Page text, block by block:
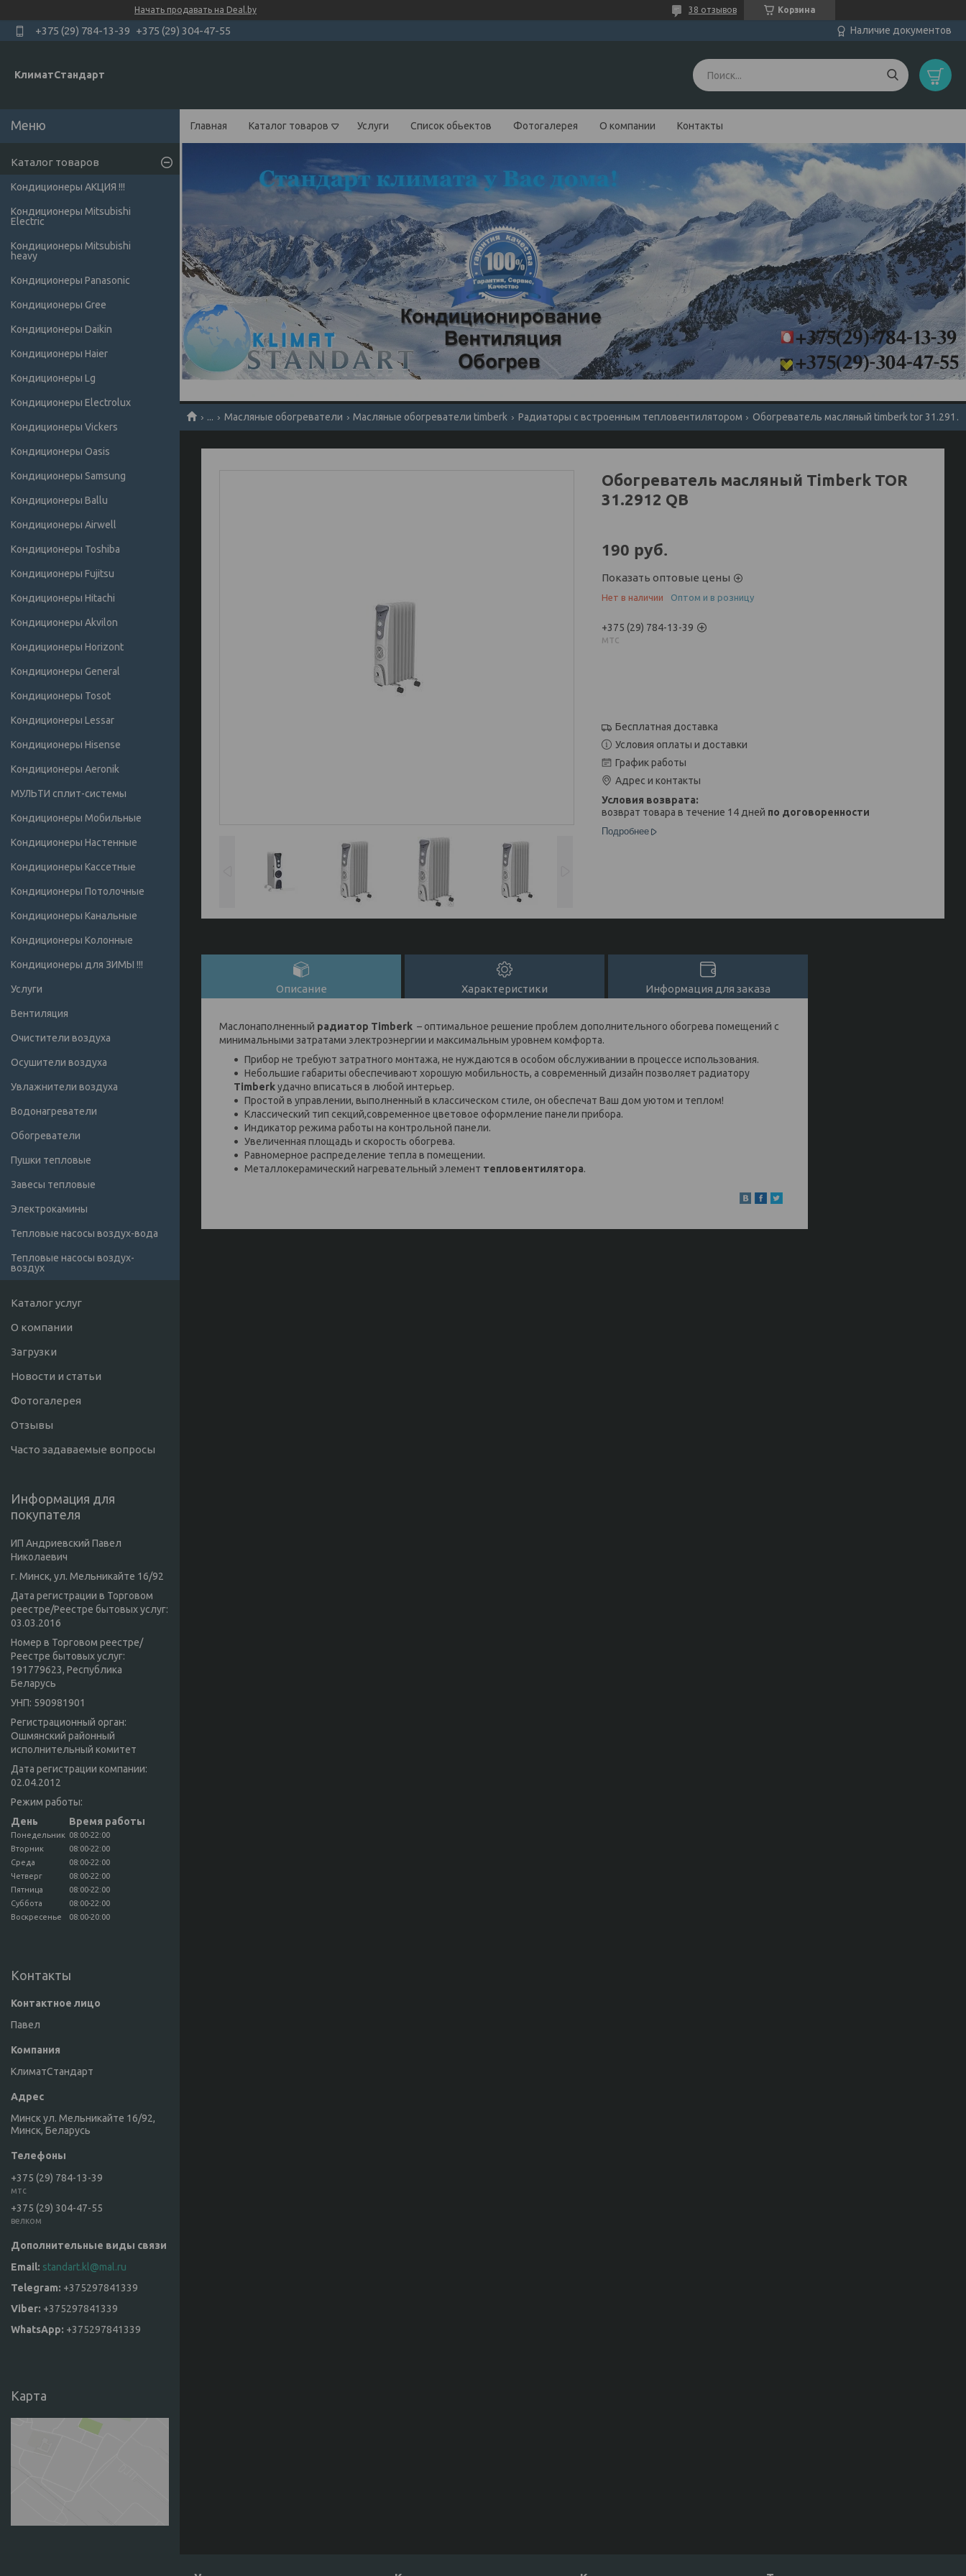
Начать продавать на Deal.by Корзина
38 отзывов
+375 (29) 784-13-39 +375 (29) 304-47-55 Наличие документов
КлиматСтандарт
Главная Каталог товаров Услуги Список обьектов Фотогалерея О компании Контакты
... Масляные обогреватели Масляные обогреватели timberk Радиаторы с встроенным тепловентилятором Обогреватель масляный timberk tor 31.2912 qb
Обогреватель масляный Timberk TOR
31.2912 QB
190 руб.
Показать оптовые цены
Нет в наличии Оптом и в розницу
+375 (29) 784-13-39
мтс
Бесплатная доставка
Условия оплаты и доставки
График работы
Адрес и контакты
возврат товара в течение 14 дней по договоренности
Подробнее
Описание Характеристики Информация для заказа
Маслонаполненный радиатор Timberk – оптимальное решение проблем дополнительного обогрева помещений с
минимальными затратами электроэнергии и максимальным уровнем комфорта.
Прибор не требуют затратного монтажа, не нуждаются в особом обслуживании в процессе использования.
Небольшие габариты обеспечивают хорошую мобильность, а современный дизайн позволяет радиатору
Timberkудачно вписаться в любой интерьер.
Простой в управлении, выполненный в классическом стиле, он обеспечат Ваш дом уютом и теплом!
Классический тип секций,современное цветовое оформление панели прибора.
Индикатор режима работы на контрольной панели.
Увеличенная площадь и скорость обогрева.
Равномерное распределение тепла в помещении.
Металлокерамический нагревательный элемент тепловентилятора.
Каталог товаров
Кондиционеры АКЦИЯ !!!
Кондиционеры Mitsubishi
Electric
Кондиционеры Мitsubishi
heavy
Кондиционеры Panasonic
Кондиционеры Gree
Кондиционеры Daikin
Кондиционеры Haier
Кондиционеры Lg
Кондиционеры Electrolux
Кондиционеры Vickers
Кондиционеры Oasis
Кондиционеры Samsung
Кондиционеры Ballu
Кондиционеры Airwell
Кондиционеры Toshiba
Кондиционеры Fujitsu
Кондиционеры Hitachi
Кондиционеры Akvilon
Кондиционеры Horizont
Кондиционеры General
Кондиционеры Tosot
Кондиционеры Lessar
Кондиционеры Hisense
Кондиционеры Аeronik
МУЛЬТИ сплит-системы
Кондиционеры Мобильные
Кондиционеры Настенные
Кондиционеры Кассетные
Кондиционеры Потолочные
Кондиционеры Канальные
Кондиционеры Колонные
Кондиционеры для ЗИМЫ !!!
Услуги
Вентиляция
Очистители воздуха
Осушители воздуха
Увлажнители воздуха
Водонагреватели
Обогреватели
Пушки тепловые
Завесы тепловые
Электрокамины
Тепловые насосы воздух-вода
Тепловые насосы воздух-
воздух
Каталог услуг
О компании
Загрузки
Новости и статьи
Фотогалерея
Отзывы
Часто задаваемые вопросы
Информация для
покупателя
ИП Андриевский Павел
Николаевич
г. Минск, ул. Мельникайте 16/92
Дата регистрации в Торговом
реестре/Реестре бытовых услуг:
03.03.2016
Номер в Торговом реестре/
Реестре бытовых услуг:
191779623, Республика
Беларусь
УНП: 590981901
Регистрационный орган:
Ошмянский районный
исполнительный комитет
Дата регистрации компании:
02.04.2012
Режим работы:
День
Время работы
Понедельник 08:00-22:00
Вторник
08:00-22:00
Среда
08:00-22:00
Четверг
08:00-22:00
Пятница
08:00-22:00
Суббота
08:00-22:00
Воскресенье
08:00-20:00
Контакты
Павел
КлиматСтандарт
Минск ул. Мельникайте 16/92,
Минск, Беларусь
+375 (29) 784-13-39
мтс
+375 (29) 304-47-55
велком
standart.kl@mal.ru
+375297841339
+375297841339
+375297841339
Карта